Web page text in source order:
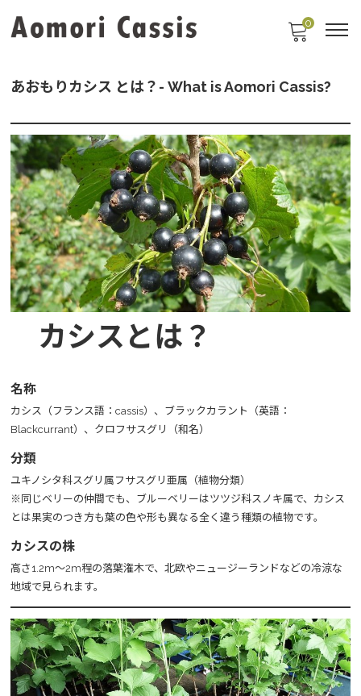
0
あおもりカシス とは？- What is Aomori Cassis?
カシスとは？
名称
カシス（フランス語：cassis）、ブラックカラント（英語：
Blackcurrant）、クロフサスグリ（和名）​
分類
ユキノシタ科スグリ属フサスグリ亜属（植物分類）
※同じベリーの仲間でも、ブルーベリーはツツジ科スノキ属で、カシス
とは果実のつき方も葉の色や形も異なる全く違う種類の植物です。
カシスの株
高さ1.2m～2m程の落葉潅木で、北欧やニュージーランドなどの冷涼な
地域で見られます。